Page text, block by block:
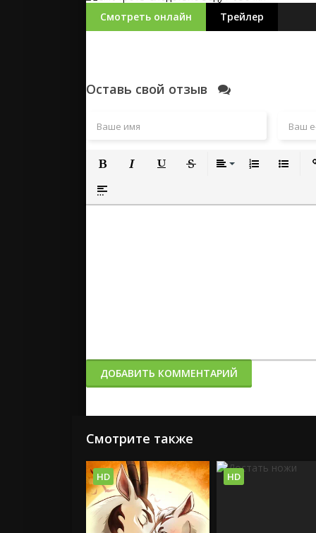
Смотреть онлайн Трейлер
Оставь свой отзыв
Полужирный
Вставка спойлера
ДОБАВИТЬ КОММЕНТАРИЙ
Смотрите также
HD HD